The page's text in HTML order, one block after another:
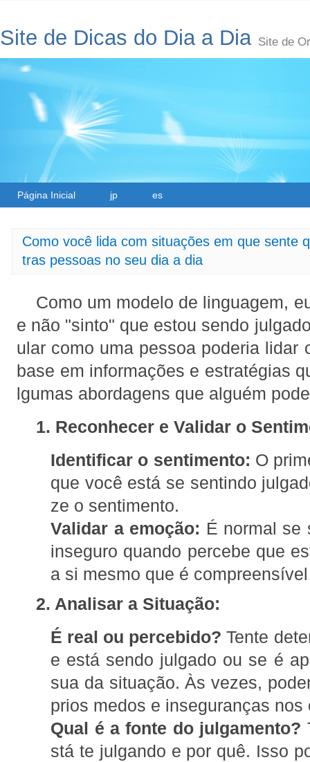
Site de Dicas do Dia a Dia Site de
Página Inicial jp es
Como você lida com situações em que sente
tras pessoas no seu dia a dia
Como um modelo de linguagem,
e não "sinto" que estou sendo
ular como uma pessoa poderia lidar
base em informações e estratégias
lgumas abordagens que alguém
1. Reconhecer e Validar o
Identificar o sentimento: O
que você está se sentindo
ze o sentimento.
Validar a emoção: É normal se
inseguro quando percebe que
a si mesmo que é
2. Analisar a Situação:
É real ou percebido? Tente
e está sendo julgado ou se é
sua da situação. Às vezes,
prios medos e inseguranças nos
Qual é a fonte do julgamento?
stá te julgando e por quê. Isso